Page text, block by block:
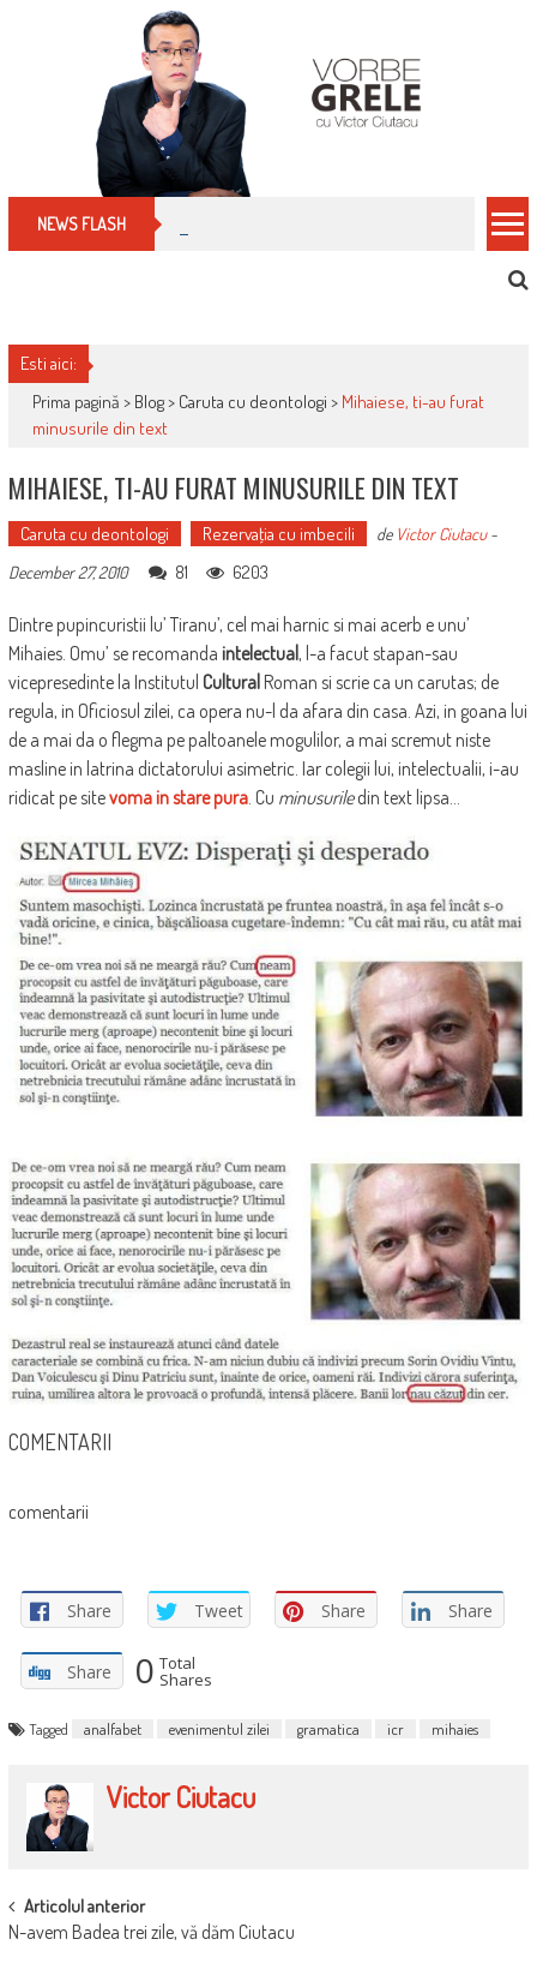
NEWS FLASH Cum îți schimbi, rapid, gratuit și eficient,
Esti aici:
Prima pagină > Blog> Caruta cu deontologi > Mihaiese, ti-au furat
minusurile din text
MIHAIESE, TI-AU FURAT MINUSURILE DIN TEXT
Caruta cu deontologi Rezervaţia cu imbecili de Victor Ciutacu-
December 27, 2010
81 6203
Dintre pupincuristii lu’ Tiranu’, cel mai harnic si mai acerb e unu’
Mihaies. Omu’ se recomanda intelectual, l-a facut stapan-sau
vicepresedinte la Institutul CulturalRoman si scrie ca un carutas; de
regula, in Oficiosul zilei, ca opera nu-l da afara din casa. Azi, in goana lui
de a mai da o flegma pe paltoanele mogulilor, a mai scremut niste
masline in latrina dictatorului asimetric. Iar colegii lui, intelectualii, i-au
ridicat pe sitevoma in stare pura. Cu minusuriledin text lipsa…
COMENTARII
comentarii
Share Tweet Share Share
Share 0 Total
Shares
Tagged analfabet evenimentul zilei gramatica icr mihaies
Victor Ciutacu
POST
NAVIGATION
Articolul anterior
N-avem Badea trei zile, vă dăm Ciutacu